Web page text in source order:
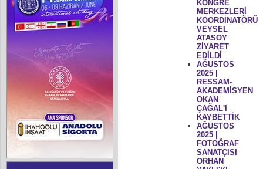
KONGRE
MERKEZLERİ
KOORDİNATÖRÜ
VEYSEL
ATASOY
ZİYARET
EDİLDİ
AĞUSTOS
2025 |
RESSAM-
AKADEMİSYEN
OKAN
ÇAĞAL'I
KAYBETTİK
AĞUSTOS
2025 |
FOTOĞRAF
SANATÇISI
ORHAN